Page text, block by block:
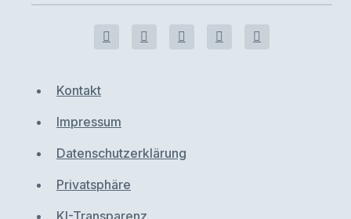
Kontakt
Impressum
Datenschutzerklärung
Privatsphäre
KI-Transparenz